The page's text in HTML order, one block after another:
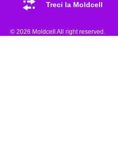
Treci la Moldcell
© 2026 Moldcell All right reserved.